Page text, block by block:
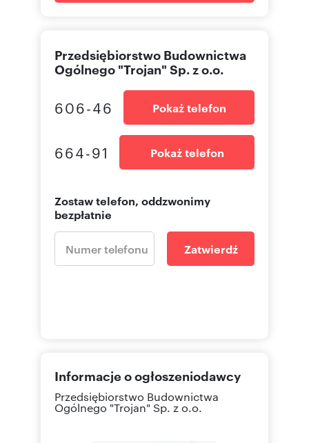
Przedsiębiorstwo Budownictwa
Ogólnego "Trojan" Sp. z o.o.
606-46 Pokaż telefon
664-91 Pokaż telefon
Zostaw telefon, oddzwonimy
bezpłatnie
Zatwierdź
Informacje o ogłoszeniodawcy
Przedsiębiorstwo Budownictwa
Ogólnego "Trojan" Sp. z o.o.